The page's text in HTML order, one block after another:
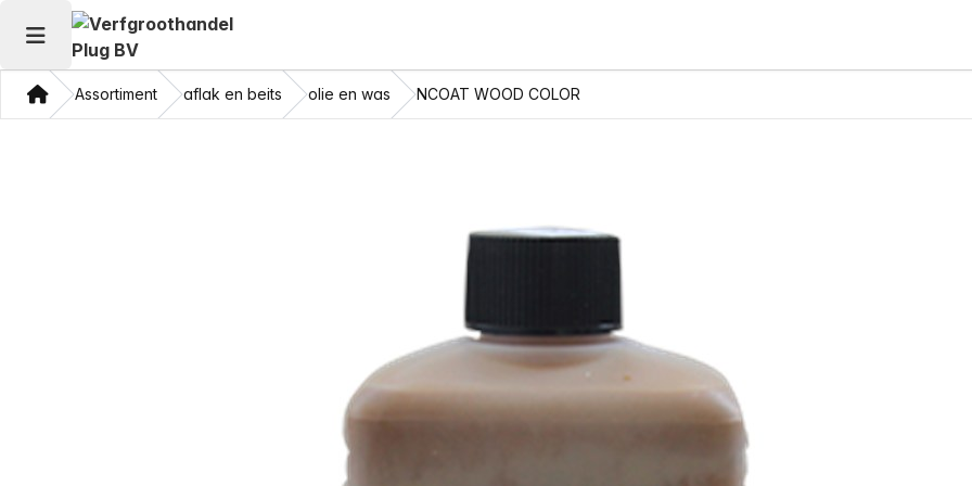
Hoofdmenu openen
ThuisAssortiment aflak en beits olie en was NCOAT WOOD COLOR